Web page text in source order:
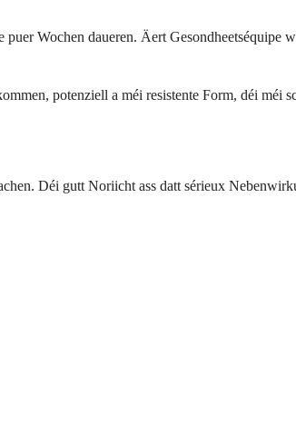
Wochen daueren. Äert Gesondheetséquipe
potenziell a méi resistente Form, déi méi
Déi gutt Noriicht ass datt sérieux